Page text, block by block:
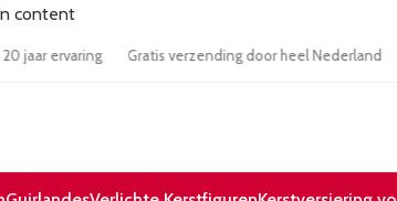
content
20 jaar ervaring Gratis verzending door heel Nederland